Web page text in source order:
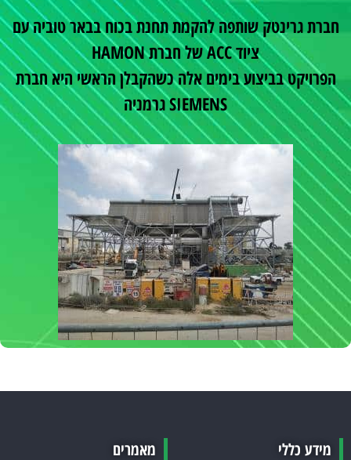
חברת גרינטק שותפה להקמת תחנת בכוח בבאר טוביה עם
ציוד ACC של חברת HAMON
הפרויקט בביצוע בימים אלה כשהקבלן הראשי היא חברת
SIEMENS גרמניה
מידע כללי מאמרים